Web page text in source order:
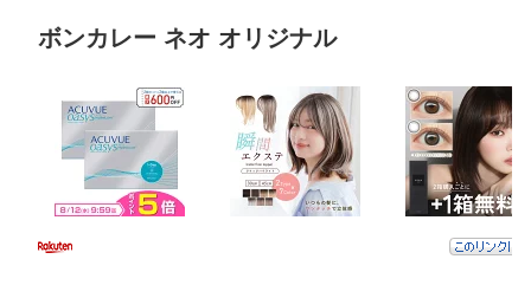
ボンカレー ネオ オリジナル